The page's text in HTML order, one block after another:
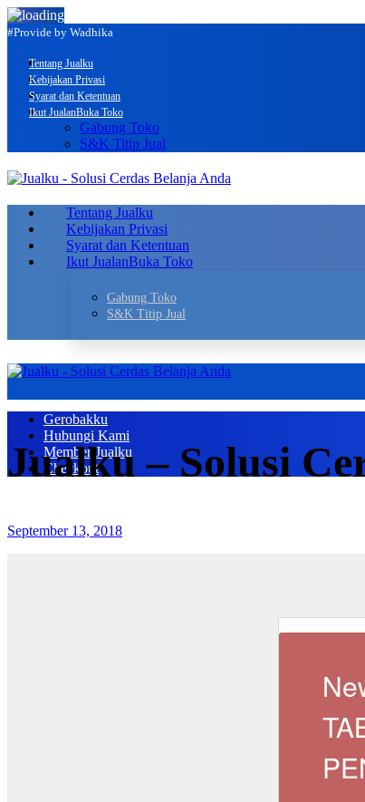
#Provide by Wadhika
Tentang Jualku
Kebijakan Privasi
Syarat dan Ketentuan
Ikut JualanBuka Toko
Gabung Toko
S&K Titip Jual
Tentang Jualku
Kebijakan Privasi
Syarat dan Ketentuan
Ikut JualanBuka Toko
Gabung Toko
S&K Titip Jual
Gerobakku
Hubungi Kami
Member Jualku
Checkout
Jualku – Solusi
September 13, 2018